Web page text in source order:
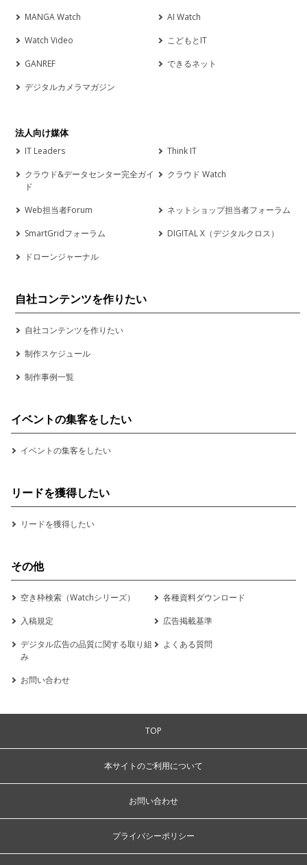
MANGA Watch
AI Watch
Watch Video
こどもとIT
GANREF
できるネット
デジタルカメラマガジン
法人向け媒体
IT Leaders
Think IT
クラウド&データセンター完全ガイ
ド
クラウド Watch
Web担当者Forum
ネットショップ担当者フォーラム
SmartGridフォーラム
DIGITAL X（デジタルクロス）
ドローンジャーナル
自社コンテンツを作りたい
自社コンテンツを作りたい
制作スケジュール
制作事例一覧
イベントの集客をしたい
イベントの集客をしたい
リードを獲得したい
リードを獲得したい
その他
空き枠検索（Watchシリーズ）
各種資料ダウンロード
入稿規定
広告掲載基準
デジタル広告の品質に関する取り組
み
よくある質問
お問い合わせ
TOP
本サイトのご利用について
お問い合わせ
プライバシーポリシー